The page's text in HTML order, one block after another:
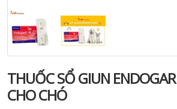
THUỐC SỔ GIUN
CHO CHÓ